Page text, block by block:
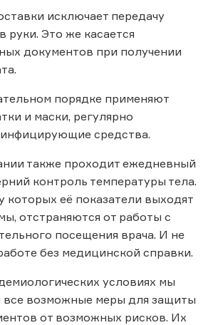
исключает передачу
руки. Это же касается
документов при получении
порядке применяют
и маски, регулярно
средства.
также проходит ежедневный
контроль температуры тела.
которых её показатели выходят
отстраняются от работы с
посещения врача. И не
без медицинской справки.
условиях мы
возможные меры для защиты
от возможных рисков. Их